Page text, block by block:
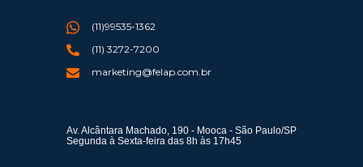
(11)99535-1362
(11) 3272-7200
marketing@felap.com.br
Av. Alcântara Machado, 190 - Mooca - São Paulo/SP
Segunda à Sexta-feira das 8h às 17h45